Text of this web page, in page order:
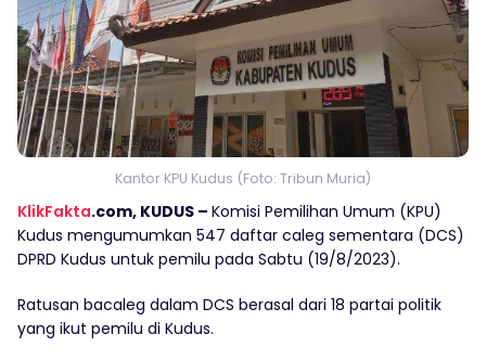
Kantor KPU Kudus (Foto: Tribun Muria)
KlikFakta.com, KUDUS – Komisi Pemilihan Umum (KPU)
Kudus mengumumkan 547 daftar caleg sementara (DCS)
DPRD Kudus untuk pemilu pada Sabtu (19/8/2023).
Ratusan bacaleg dalam DCS berasal dari 18 partai politik
yang ikut pemilu di Kudus.